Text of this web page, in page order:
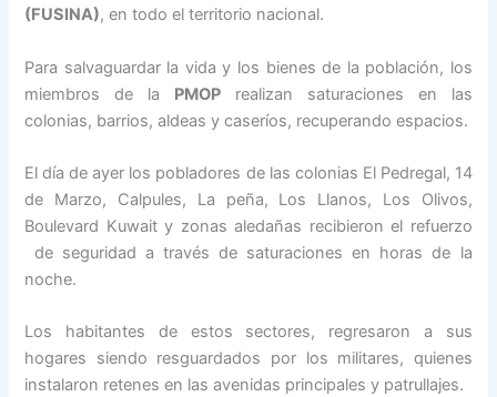
(FUSINA), en todo el territorio nacional.
Para salvaguardar la vida y los bienes de la población, los
miembros de la PMOP realizan saturaciones en las
colonias, barrios, aldeas y caseríos, recuperando espacios.
El día de ayer los pobladores de las colonias El Pedregal, 14
de Marzo, Calpules, La peña, Los Llanos, Los Olivos,
Boulevard Kuwait y zonas aledañas recibieron el refuerzo
de seguridad a través de saturaciones en horas de la
noche.
Los habitantes de estos sectores, regresaron a sus
hogares siendo resguardados por los militares, quienes
instalaron retenes en las avenidas principales y patrullajes.